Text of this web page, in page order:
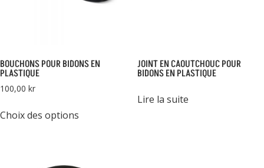
BOUCHONS POUR BIDONS EN
PLASTIQUE
100,00 kr
Choix des options
JOINT EN CAOUTCHOUC POUR
BIDONS EN PLASTIQUE
Lire la suite